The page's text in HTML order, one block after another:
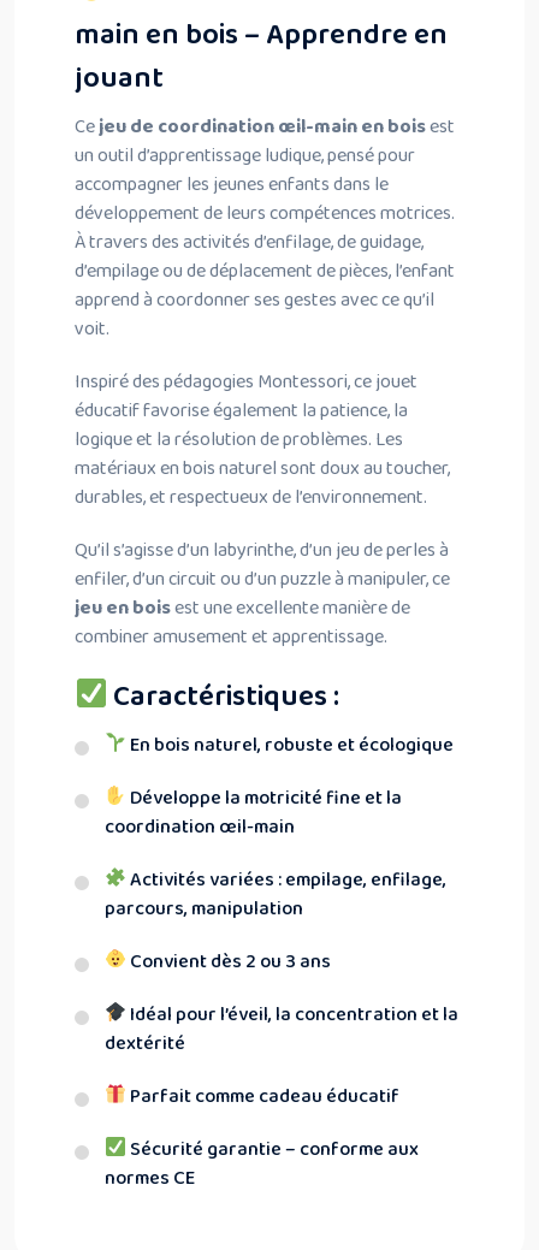
main en bois – Apprendre en
jouant
Cejeu de coordination œil-main en boisest
un outil d’apprentissage ludique, pensé pour
accompagner les jeunes enfants dans le
développement de leurs compétences motrices.
À travers des activités d’enfilage, de guidage,
d’empilage ou de déplacement de pièces, l’enfant
apprend à coordonner ses gestes avec ce qu’il
voit.
Inspiré des pédagogies Montessori, ce jouet
éducatif favorise également la patience, la
logique et la résolution de problèmes. Les
matériaux en bois naturel sont doux au toucher,
durables, et respectueux de l’environnement.
Qu’il s’agisse d’un labyrinthe, d’un jeu de perles à
enfiler, d’un circuit ou d’un puzzle à manipuler, ce
jeu en boisest une excellente manière de
combiner amusement et apprentissage.
Caractéristiques :
En bois naturel, robuste et écologique
Développe la motricité fine et la
coordination œil-main
Activités variées : empilage, enfilage,
parcours, manipulation
Convient dès 2 ou 3 ans
Idéal pour l’éveil, la concentration et la
dextérité
Parfait comme cadeau éducatif
Sécurité garantie – conforme aux
normes CE